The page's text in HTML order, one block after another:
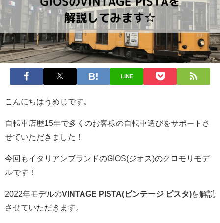
LINE
こんにちはうめじです。
自転車店歴15年で多くのお客様の自転車選びをサポートさ
せていただきました！
今回もイタリアンブランドのGIOS(ジオス)のクロモリモデ
ルです！
2022年モデルのVINTAGE PISTA(ビンテージ ピスタ)を解説
させていただきます。